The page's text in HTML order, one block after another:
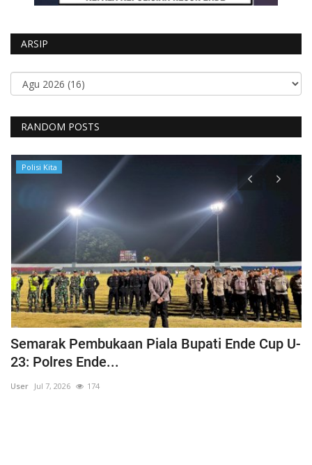
ARSIP
RANDOM POSTS
Polisi Kita
Semarak Pembukaan Piala Bupati Ende Cup U-
23: Polres Ende...
User Jul 7, 2026 174